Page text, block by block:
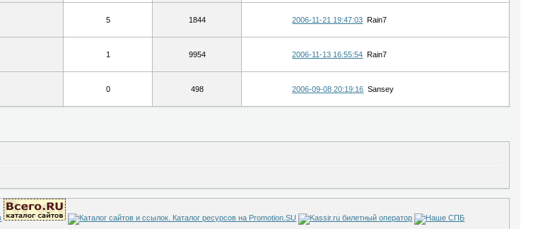
5
1844 2006-11-21 19:47:03 Rain7
1
9954 2006-11-13 16:55:54 Rain7
0
498 2006-09-08 20:19:16 Sansey